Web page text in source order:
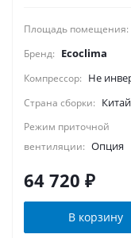
Площадь помещения:
Бренд: Ecoclima
Компрессор: Не
Страна сборки: Китай
Режим приточной
вентиляции: Опция
64 720 ₽
В корзину